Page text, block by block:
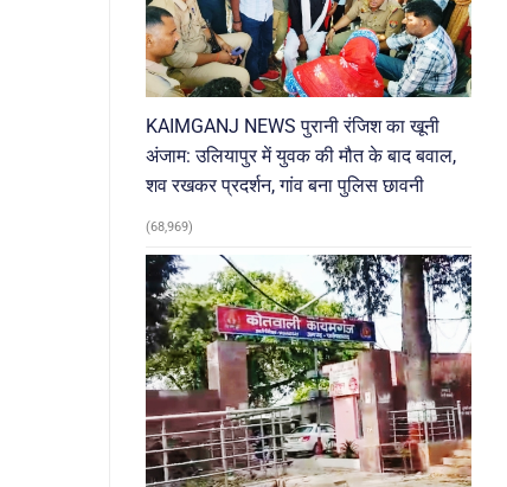
KAIMGANJ NEWS पुरानी रंजिश का खूनी
अंजाम: उलियापुर में युवक की मौत के बाद बवाल,
शव रखकर प्रदर्शन, गांव बना पुलिस छावनी
(68,969)